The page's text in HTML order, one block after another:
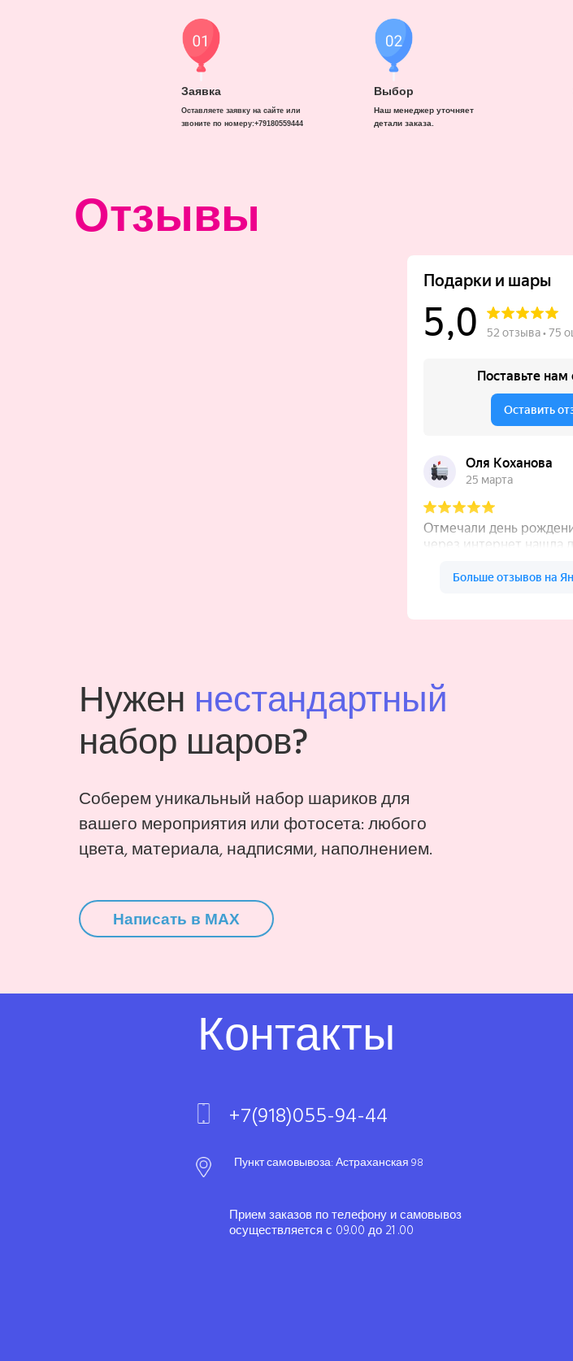
Заявка
Оставляете заявку на сайте или
звоните по номеру:+79180559444
Выбор
Наш менеджер уточняет
детали заказа.
Отзывы
Нужен нестандартный
набор шаров?
Соберем уникальный набор шариков для
вашего мероприятия или фотосета: любого
цвета, материала, надписями, наполнением.
Написать в MAX
Контакты
Пункт самовывоза: Астраханская 98
+7(918)055-94-44
Прием заказов по телефону и самовывоз
осуществляется с 09.00 до 21 .00